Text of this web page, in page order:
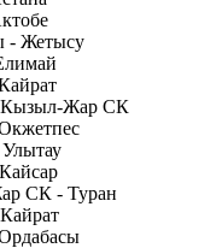
- Жетысу
Кызыл-Жар СК
СК - Туран